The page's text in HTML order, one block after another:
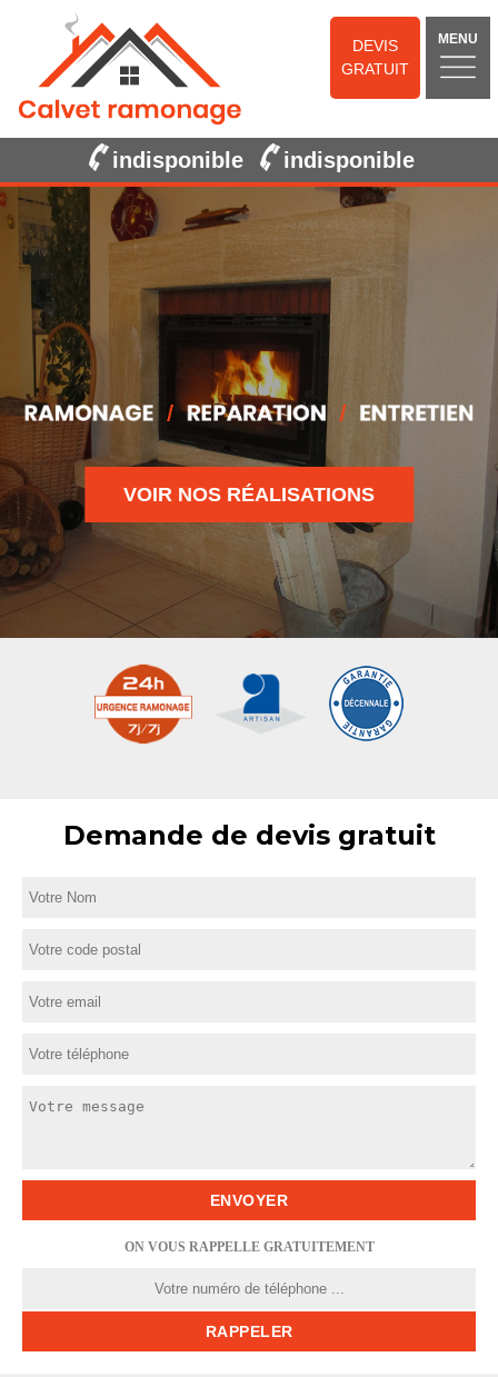
DEVIS
GRATUIT
MENU
indisponible indisponible
VOIR NOS RÉALISATIONS
Demande de devis gratuit
ON VOUS RAPPELLE GRATUITEMENT